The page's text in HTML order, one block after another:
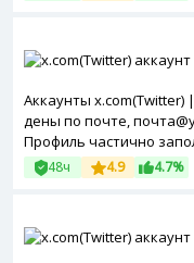
Аккаунты x.com(Twitter)
дены по почте,
Профиль частично
48ч 4.9 4.7%